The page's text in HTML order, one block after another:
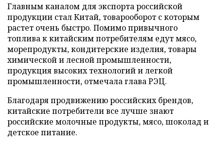
Главным каналом для экспорта российской
продукции стал Китай, товарооборот с которым
растет очень быстро. Помимо привычного
топлива к китайским потребителям едут мясо,
морепродукты, кондитерские изделия, товары
химической и лесной промышленности,
продукция высоких технологий и легкой
промышленности, отмечала глава РЭЦ.
Благодаря продвижению российских брендов,
китайские потребители все лучше знают
российские молочные продукты, мясо, шоколад и
детское питание.